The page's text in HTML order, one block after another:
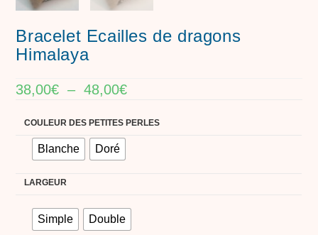
Bracelet Ecailles de dragons
Himalaya
38,00€ – 48,00€
COULEUR DES PETITES PERLES
Blanche Doré
LARGEUR
Simple Double